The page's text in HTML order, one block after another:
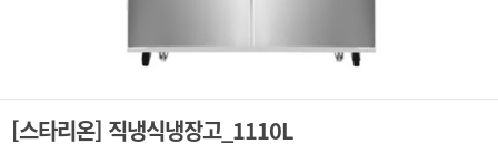
[스타리온] 직냉식냉장고_1110L